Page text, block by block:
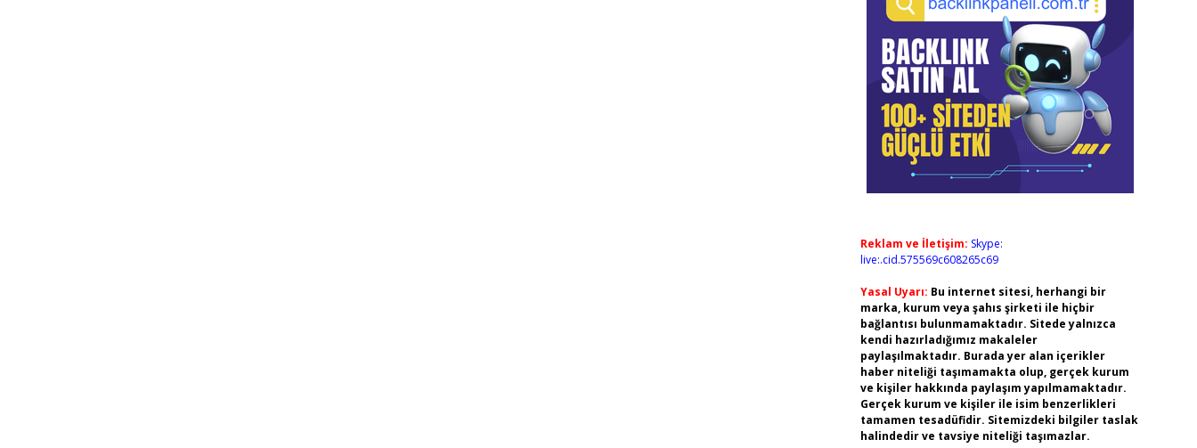
Reklam ve İletişim: Skype:
live:.cid.575569c608265c69
Yasal Uyarı: Bu internet sitesi, herhangi bir
marka, kurum veya şahıs şirketi ile hiçbir
bağlantısı bulunmamaktadır. Sitede yalnızca
kendi hazırladığımız makaleler
paylaşılmaktadır. Burada yer alan içerikler
haber niteliği taşımamakta olup, gerçek kurum
ve kişiler hakkında paylaşım yapılmamaktadır.
Gerçek kurum ve kişiler ile isim benzerlikleri
tamamen tesadüfidir. Sitemizdeki bilgiler taslak
halindedir ve tavsiye niteliği taşımazlar.